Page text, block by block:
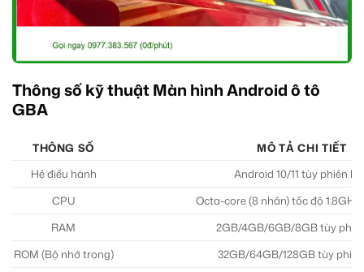
Thông số kỹ thuật Màn hình Android ô tô
GBA
THÔNG SỐ
MÔ TẢ CHI TIẾT
Hệ điều hành
Android 10/11 tùy phiên
CPU
Octa-core (8 nhân) tốc độ 1.8GHz
RAM
2GB/4GB/6GB/8GB tùy
ROM (Bộ nhớ trong)
32GB/64GB/128GB tùy